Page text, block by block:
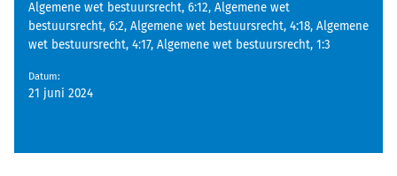
Algemene wet bestuursrecht, 6:12, Algemene wet
bestuursrecht, 6:2, Algemene wet bestuursrecht, 4:18, Algemene
wet bestuursrecht, 4:17, Algemene wet bestuursrecht, 1:3
Datum:
21 juni 2024